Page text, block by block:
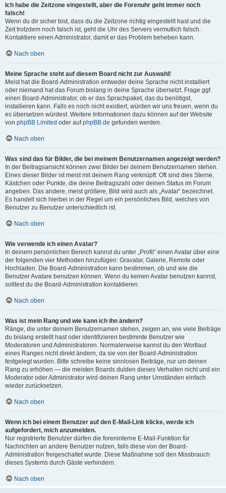
Ich habe die Zeitzone eingestellt, aber die Forenuhr geht immer noch
falsch!
Wenn du dir sicher bist, dass du die Zeitzone richtig eingestellt hast und die
Zeit trotzdem noch falsch ist, geht die Uhr des Servers vermutlich falsch.
Kontaktiere einen Administrator, damit er das Problem beheben kann.
Nach oben
Meine Sprache steht auf diesem Board nicht zur Auswahl!
Meist hat die Board-Administration entweder deine Sprache nicht installiert
oder niemand hat das Forum bislang in deine Sprache übersetzt. Frage ggf.
einen Board-Administrator, ob er das Sprachpaket, das du benötigst,
installieren kann. Falls es noch nicht existiert, würden wir uns freuen, wenn du
es übersetzen würdest. Weitere Informationen dazu können auf der Website
von phpBB Limited oder aufphpBB.de gefunden werden.
Nach oben
Was sind das für Bilder, die bei meinem Benutzernamen angezeigt werden?
In der Beitragsansicht können zwei Bilder bei deinem Benutzernamen stehen.
Eines dieser Bilder ist meist mit deinem Rang verknüpft: Oft sind dies Sterne,
Kästchen oder Punkte, die deine Beitragszahl oder deinen Status im Forum
angeben. Das andere, meist größere, Bild wird auch als „Avatar“ bezeichnet.
Es handelt sich hierbei in der Regel um ein persönliches Bild, welches von
Benutzer zu Benutzer unterschiedlich ist.
Nach oben
Wie verwende ich einen Avatar?
In deinem persönlichen Bereich kannst du unter „Profil“ einen Avatar über eine
der folgenden vier Methoden hinzufügen: Gravatar, Galerie, Remote oder
Hochladen. Die Board-Administration kann bestimmen, ob und wie die
Benutzer Avatare benutzen können. Wenn du keinen Avatar benutzen kannst,
solltest du die Board-Administration kontaktieren.
Nach oben
Was ist mein Rang und wie kann ich ihn ändern?
Ränge, die unter deinem Benutzernamen stehen, zeigen an, wie viele Beiträge
du bislang erstellt hast oder identifizieren bestimmte Benutzer wie
Moderatoren und Administratoren. Normalerweise kannst du den Wortlaut
eines Ranges nicht direkt ändern, da sie von der Board-Administration
festgelegt wurden. Bitte schreibe keine sinnlosen Beiträge, nur um deinen
Rang zu erhöhen — die meisten Boards dulden dieses Verhalten nicht und ein
Moderator oder Administrator wird deinen Rang unter Umständen einfach
wieder zurücksetzen.
Nach oben
Wenn ich bei einem Benutzer auf den E-Mail-Link klicke, werde ich
aufgefordert, mich anzumelden.
Nur registrierte Benutzer dürfen die foreninterne E-Mail-Funktion für
Nachrichten an andere Benutzer nutzen, falls diese von der Board-
Administration freigeschaltet wurde. Diese Maßnahme soll den Missbrauch
dieses Systems durch Gäste verhindern.
Nach oben